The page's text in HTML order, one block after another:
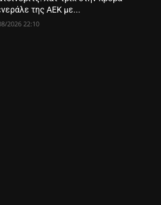
της ΑΕΚ με...
2026 22:10